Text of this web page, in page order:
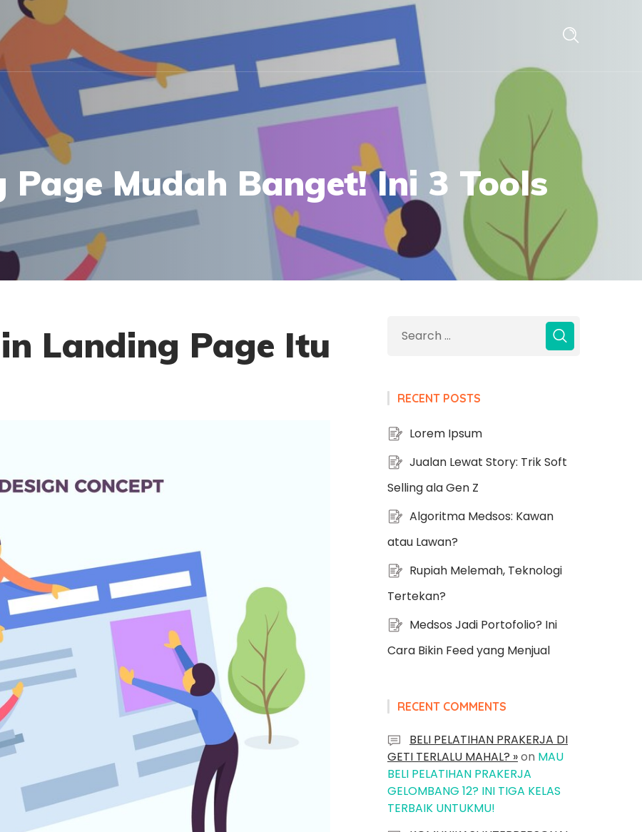
Page Mudah Banget! Ini 3 Tools
Landing Page Itu
RECENT POSTS
Lorem Ipsum
Jualan Lewat Story: Trik Soft
Selling ala Gen Z
Algoritma Medsos: Kawan
atau Lawan?
Rupiah Melemah, Teknologi
Tertekan?
Medsos Jadi Portofolio? Ini
Cara Bikin Feed yang Menjual
RECENT COMMENTS
BELI PELATIHAN PRAKERJA DI
GETI TERLALU MAHAL? »on MAU
BELI PELATIHAN PRAKERJA
GELOMBANG 12? INI TIGA KELAS
TERBAIK UNTUKMU!